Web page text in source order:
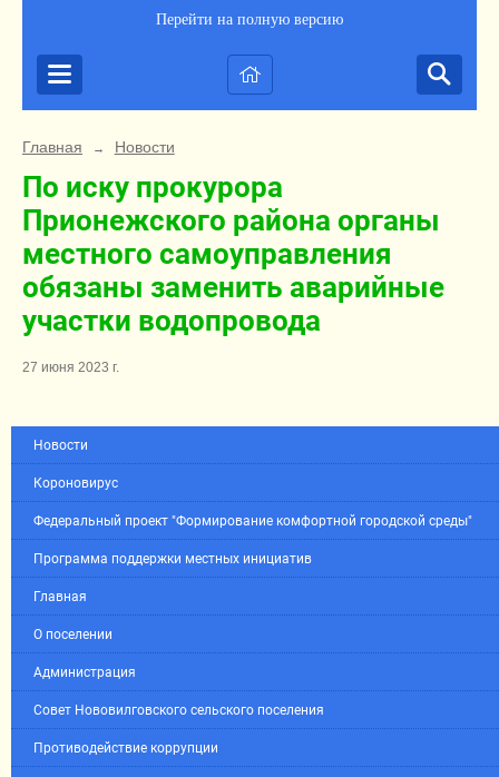
Перейти на полную версию
Главная → Новости
По иску прокурора
Прионежского района органы
местного самоуправления
обязаны заменить аварийные
участки водопровода
27 июня 2023 г.
Новости
Короновирус
Федеральный проект "Формирование комфортной городской среды"
Программа поддержки местных инициатив
Главная
О поселении
Администрация
Совет Нововилговского сельского поселения
Противодействие коррупции